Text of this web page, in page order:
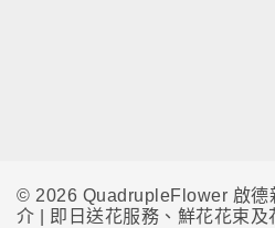
© 2026 QuadrupleFlower 啟德
介 | 即日送花服務、鮮花花束及